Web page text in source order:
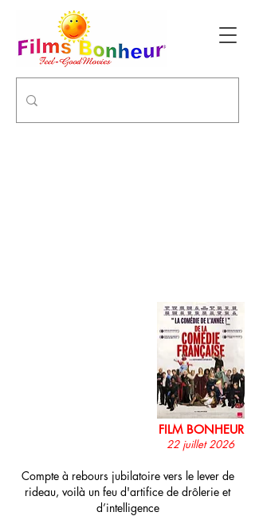
DE LA COMEDIE-FRANCAISE
1/12
FILM BONHEUR
22 juillet 2026
Compte à rebours jubilatoire vers le lever de
rideau, voilà un feu d'artifice de drôlerie et
d’intelligence